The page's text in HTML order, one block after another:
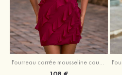
Fourreau carrée mousseline courte/mini robe de fête de la rentré avec volants